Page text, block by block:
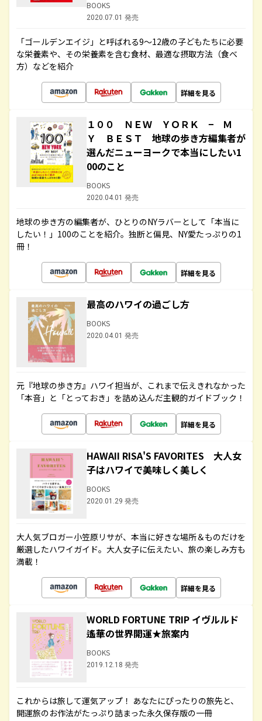
BOOKS
2020.07.01 発売
「ゴールデンエイジ」と呼ばれる9～12歳の子どもたちに必要
な栄養素や、その栄養素を含む食材、最適な摂取方法（食べ
方）などを紹介
詳細を見る
１００ ＮＥＷ ＹＯＲＫ − Ｍ
Ｙ ＢＥＳＴ 地球の歩き方編集者が
選んだニューヨークで本当にしたい1
00のこと
BOOKS
2020.04.01 発売
地球の歩き方の編集者が、ひとりのNYラバーとして「本当に
したい！」100のことを紹介。独断と偏見、NY愛たっぷりの1
冊！
詳細を見る
最高のハワイの過ごし方
BOOKS
2020.04.01 発売
元『地球の歩き方』ハワイ担当が、これまで伝えきれなかった
「本音」と「とっておき」を詰め込んだ主観的ガイドブック！
詳細を見る
HAWAII RISA'S FAVORITES 大人女
子はハワイで美味しく美しく
BOOKS
2020.01.29 発売
大人気ブロガー小笠原リサが、本当に好きな場所＆ものだけを
厳選したハワイガイド。大人女子に伝えたい、旅の楽しみ方も
満載！
詳細を見る
WORLD FORTUNE TRIP イヴルルド
遙華の世界開運★旅案内
BOOKS
2019.12.18 発売
これからは旅して運気アップ！ あなたにぴったりの旅先と、
開運旅のお作法がたっぷり詰まった永久保存版の一冊